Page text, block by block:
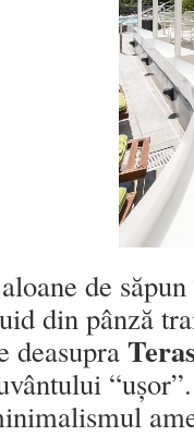
de
din pânză
deasupra